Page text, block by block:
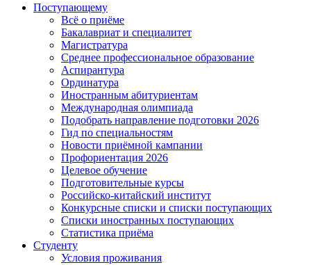
Поступающему
Всё о приёме
Бакалавриат и специалитет
Магистратура
Среднее профессиональное образование
Аспирантура
Ординатура
Иностранным абитуриентам
Международная олимпиада
Подобрать направление подготовки 2026
Гид по специальностям
Новости приёмной кампании
Профориентация 2026
Целевое обучение
Подготовительные курсы
Российско-китайский институт
Конкурсные списки и списки поступающих
Списки иностранных поступающих
Статистика приёма
Студенту
Условия проживания